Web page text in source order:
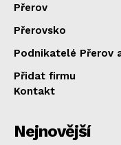
Přerov
Přerovsko
Podnikatelé Přerov
Přidat firmu
Kontakt
Nejnovější